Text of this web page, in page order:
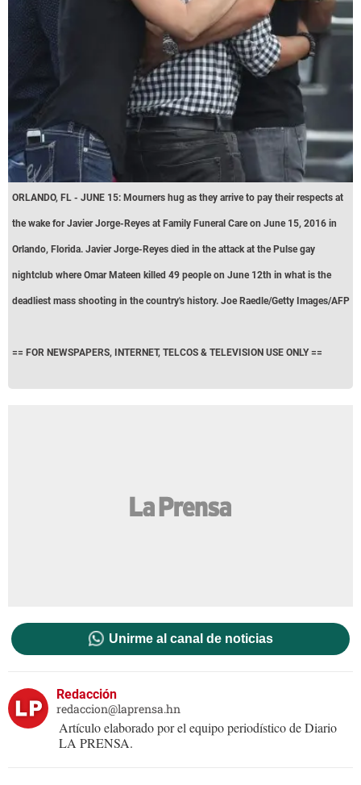
ORLANDO, FL - JUNE 15: Mourners hug as they arrive to pay their respects at
the wake for Javier Jorge-Reyes at Family Funeral Care on June 15, 2016 in
Orlando, Florida. Javier Jorge-Reyes died in the attack at the Pulse gay
nightclub where Omar Mateen killed 49 people on June 12th in what is the
deadliest mass shooting in the country's history. Joe Raedle/Getty Images/AFP
== FOR NEWSPAPERS, INTERNET, TELCOS & TELEVISION USE ONLY ==
Unirme al canal de noticias
Redacción
redaccion@laprensa.hn
Artículo elaborado por el equipo periodístico de Diario
LA PRENSA.